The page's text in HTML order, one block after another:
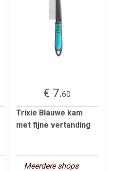
€ 7.60
Trixie Blauwe kam
met fijne vertanding
Meerdere shops